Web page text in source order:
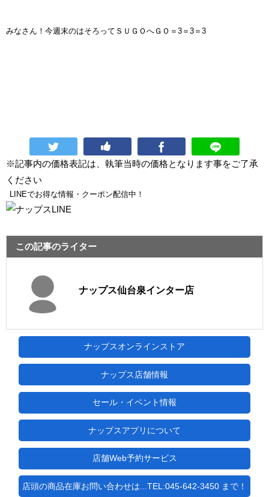
みなさん！今週末のはそろってＳＵＧＯへＧＯ＝3＝3＝3
※記事内の価格表記は、執筆当時の価格となります事をご了承
ください
LINEでお得な情報・クーポン配信中！
この記事のライター
ナップス仙台泉インター店
ナップスオンラインストア
ナップス店舗情報
セール・イベント情報
ナップスアプリについて
店舗Web予約サービス
店頭の商品在庫お問い合わせは...TEL:045-642-3450 まで！